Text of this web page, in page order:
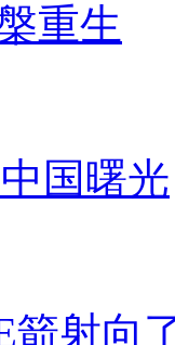
重生
国曙光
箭射向